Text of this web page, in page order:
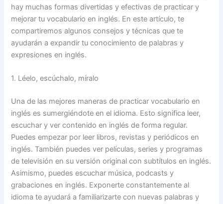
hay muchas formas divertidas y efectivas de practicar y
mejorar tu vocabulario en inglés. En este artículo, te
compartiremos algunos consejos y técnicas que te
ayudarán a expandir tu conocimiento de palabras y
expresiones en inglés.
1. Léelo, escúchalo, míralo
Una de las mejores maneras de practicar vocabulario en
inglés es sumergiéndote en el idioma. Esto significa leer,
escuchar y ver contenido en inglés de forma regular.
Puedes empezar por leer libros, revistas y periódicos en
inglés. También puedes ver películas, series y programas
de televisión en su versión original con subtítulos en inglés.
Asimismo, puedes escuchar música, podcasts y
grabaciones en inglés. Exponerte constantemente al
idioma te ayudará a familiarizarte con nuevas palabras y